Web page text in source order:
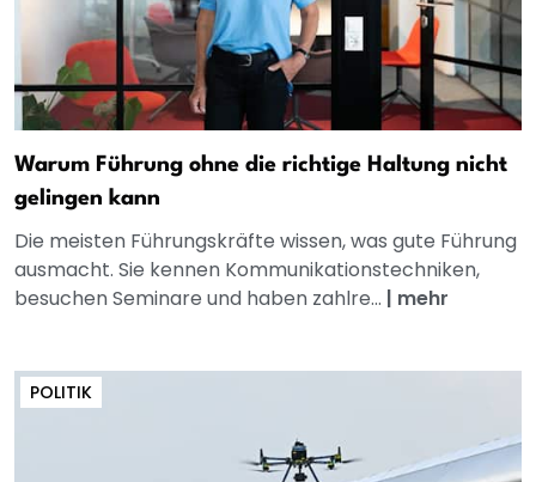
Warum Führung ohne die richtige Haltung nicht
gelingen kann
Die meisten Führungskräfte wissen, was gute Führung
ausmacht. Sie kennen Kommunikationstechniken,
besuchen Seminare und haben zahlre... | mehr
POLITIK